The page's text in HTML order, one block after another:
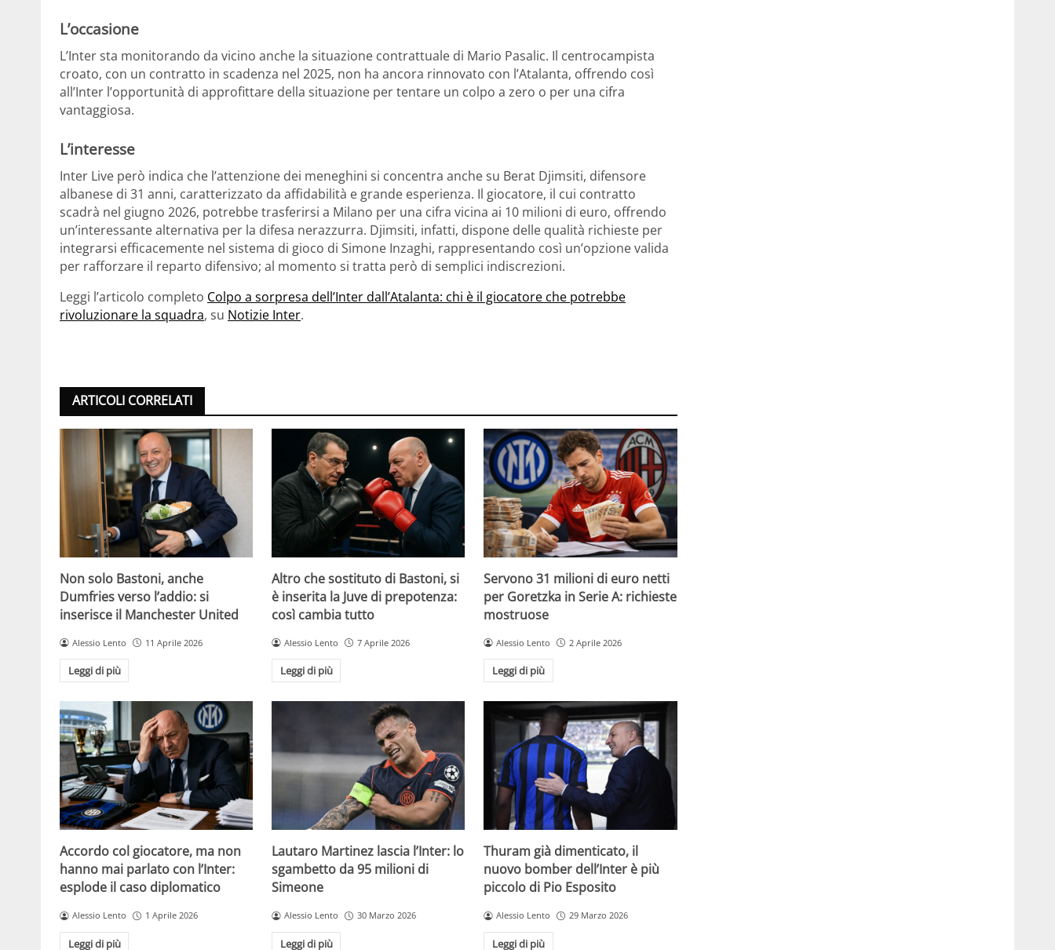
L’occasione
L’Inter sta monitorando da vicino anche la situazione contrattuale di Mario Pasalic. Il centrocampista
croato, con un contratto in scadenza nel 2025, non ha ancora rinnovato con l’Atalanta, offrendo così
all’Inter l’opportunità di approfittare della situazione per tentare un colpo a zero o per una cifra
vantaggiosa.
L’interesse
Inter Live però indica che l’attenzione dei meneghini si concentra anche su Berat Djimsiti, difensore
albanese di 31 anni, caratterizzato da affidabilità e grande esperienza. Il giocatore, il cui contratto
scadrà nel giugno 2026, potrebbe trasferirsi a Milano per una cifra vicina ai 10 milioni di euro, offrendo
un’interessante alternativa per la difesa nerazzurra. Djimsiti, infatti, dispone delle qualità richieste per
integrarsi efficacemente nel sistema di gioco di Simone Inzaghi, rappresentando così un’opzione valida
per rafforzare il reparto difensivo; al momento si tratta però di semplici indiscrezioni.
Leggi l’articolo completo Colpo a sorpresa dell’Inter dall’Atalanta: chi è il giocatore che potrebbe
rivoluzionare la squadra, su Notizie Inter.
ARTICOLI CORRELATI
Non solo Bastoni, anche
Dumfries verso l’addio: si
inserisce il Manchester United
Alessio Lento 11 Aprile 2026
Leggi di più
Altro che sostituto di Bastoni, si
è inserita la Juve di prepotenza:
così cambia tutto
Alessio Lento 7 Aprile 2026
Leggi di più
Servono 31 milioni di euro netti
per Goretzka in Serie A: richieste
mostruose
Alessio Lento 2 Aprile 2026
Leggi di più
Accordo col giocatore, ma non
hanno mai parlato con l’Inter:
esplode il caso diplomatico
Alessio Lento 1 Aprile 2026
Leggi di più
Lautaro Martinez lascia l’Inter: lo
sgambetto da 95 milioni di
Simeone
Alessio Lento 30 Marzo 2026
Leggi di più
Thuram già dimenticato, il
nuovo bomber dell’Inter è più
piccolo di Pio Esposito
Alessio Lento 29 Marzo 2026
Leggi di più